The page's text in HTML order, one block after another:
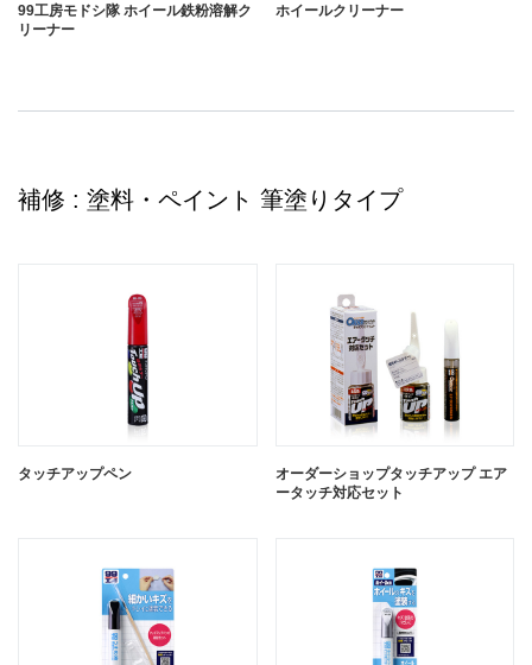
99工房モドシ隊 ホイール鉄粉溶解ク
リーナー
ホイールクリーナー
補修 : 塗料・ペイント 筆塗りタイプ
タッチアップペン
オーダーショップタッチアップ エア
ータッチ対応セット